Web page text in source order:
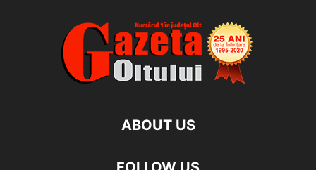
ABOUT US